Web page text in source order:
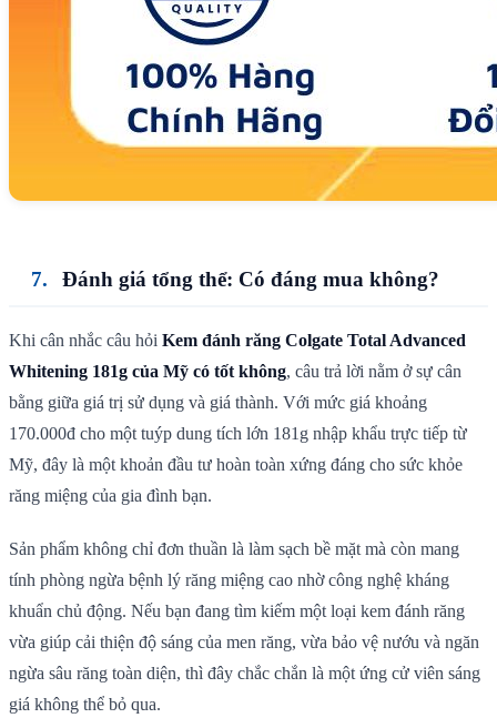
Đánh giá tổng thể: Có đáng mua không?
Khi cân nhắc câu hỏi Kem đánh răng Colgate Total Advanced
Whitening 181g của Mỹ có tốt không, câu trả lời nằm ở sự cân
bằng giữa giá trị sử dụng và giá thành. Với mức giá khoảng
170.000đ cho một tuýp dung tích lớn 181g nhập khẩu trực tiếp từ
Mỹ, đây là một khoản đầu tư hoàn toàn xứng đáng cho sức khỏe
răng miệng của gia đình bạn.
Sản phẩm không chỉ đơn thuần là làm sạch bề mặt mà còn mang
tính phòng ngừa bệnh lý răng miệng cao nhờ công nghệ kháng
khuẩn chủ động. Nếu bạn đang tìm kiếm một loại kem đánh răng
vừa giúp cải thiện độ sáng của men răng, vừa bảo vệ nướu và ngăn
ngừa sâu răng toàn diện, thì đây chắc chắn là một ứng cử viên sáng
giá không thể bỏ qua.